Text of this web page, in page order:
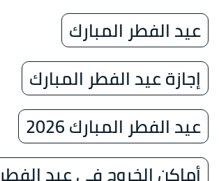
عيد الفطر المبارك
إجازة عيد الفطر المبارك
عيد الفطر المبارك 2026
أماكن الخروج في عيد الفطر